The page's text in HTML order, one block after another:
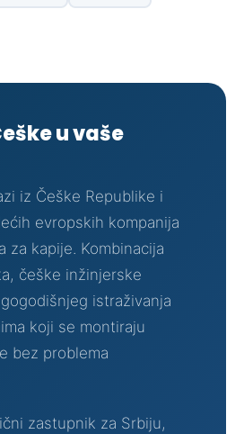
u vaše
iz Češke Republike i
evropskih kompanija
za kapije. Kombinacija
češke inžinjerske
istraživanja
koji se montiraju
bez problema
zastupnik za Srbiju,